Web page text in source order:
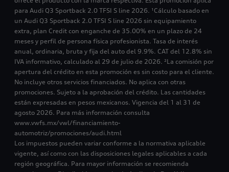
para Audi Q3 Sportback 2.0 TFSI S line 2026. ¹Cálculo basado en
un Audi Q3 Sportback 2.0 TFSI S line 2026 sin equipamiento
extra, plan Credit con enganche de 35.00% en un plazo de 24
meses y perfil de persona física profesionista. Tasa de interés
anual, ordinaria, bruta y fija del auto del 9.9%. CAT del 12.8% sin
IVA informativo, calculado al 29 de julio de 2026. ²La comisión por
apertura del crédito en esta promoción es sin costo para el cliente.
No incluye otros servicios financiados. No aplica con otras
promociones. Sujeto a la aprobación del crédito. Las cantidades
están expresadas en pesos mexicanos. Vigencia del 1 al 31 de
agosto 2026. Para más información consulta
www.vwfs.mx/vwl/financiamiento-
automotriz/promociones/audi.html
Los impuestos pueden variar conforme a la normativa aplicable
vigente, así como con las disposiciones legales aplicables a cada
región geográfica. Para mayor información se recomienda